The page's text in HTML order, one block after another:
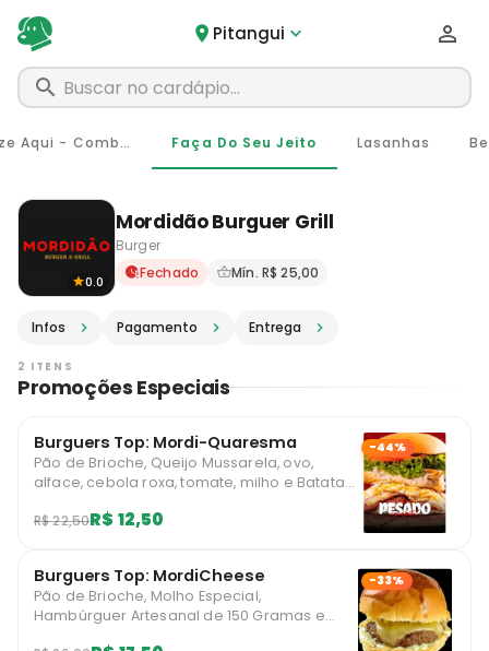
Pitangui
0.0
Mordidão Burguer Grill
Burger
Delivery em Pitangui - MG
Fechado Mín. R$ 25,00
Infos Pagamento Entrega
Economize Aqui - Combos Faça Do Seu Jeito Lasanhas
2 ITENS
Promoções Especiais
Burguers Top: Mordi-Quaresma
Pão de Brioche, Queijo Mussarela, ovo,
alface, cebola roxa, tomate, milho e Batata
R$ 22,50R$ 12,50
-44%
Burguers Top: MordiCheese
Pão de Brioche, Molho Especial,
Hambúrguer Artesanal de 150 Gramas e
-33%